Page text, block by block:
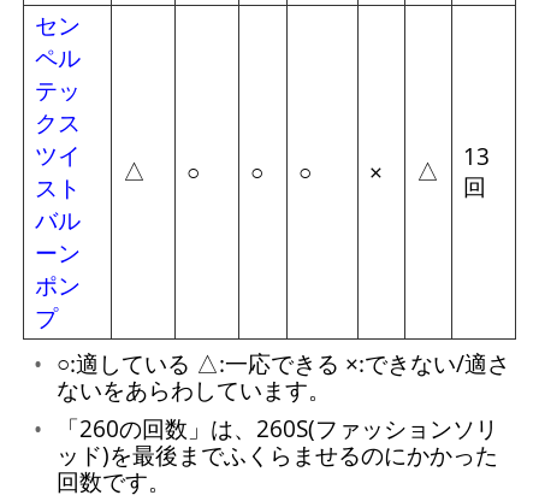
セン
ペル
テッ
クス
ツイ
スト
バル
ーン
ポン
プ
△ ○ ○ ○ × △
13
回
○:適している △:一応できる ×:できない/適さ
ないをあらわしています。
「260の回数」は、260S(ファッションソリ
ッド)を最後までふくらませるのにかかった
回数です。